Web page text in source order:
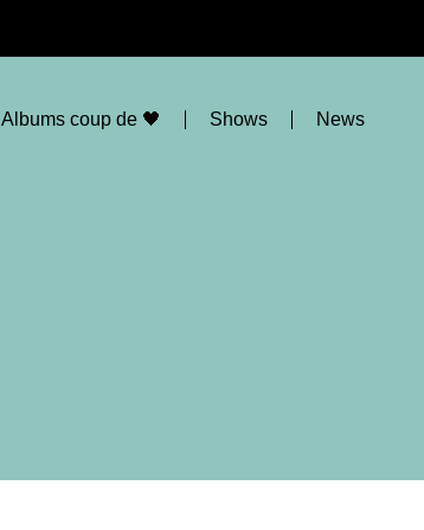
Albums coup de 🖤 Shows News